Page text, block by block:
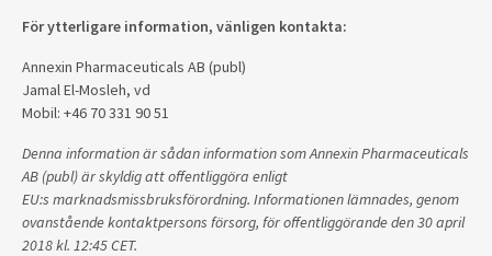
För ytterligare information, vänligen kontakta:
Annexin Pharmaceuticals AB (publ)
Jamal El-Mosleh, vd
Mobil: +46 70 331 90 51
Denna information är sådan information som Annexin Pharmaceuticals
AB (publ) är skyldig att offentliggöra enligt
EU:s marknadsmissbruksförordning. Informationen lämnades, genom
ovanstående kontaktpersons försorg, för offentliggörande den 30 april
2018 kl. 12:45 CET.